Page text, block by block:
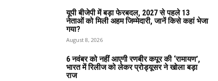
यूपी बीजेपी में बड़ा फेरबदल, 2027 से पहले 13
नेताओं को मिली अहम जिम्मेदारी, जानें किसे कहां भेजा
गया?
August 8, 2026
6 नवंबर को नहीं आएगी रणबीर कपूर की ‘रामायण’,
भारत में रिलीज को लेकर प्रोड्यूसर ने खोला बड़ा
राज